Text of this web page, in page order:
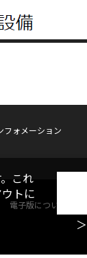
フォメーション
電子版について
これ
トに